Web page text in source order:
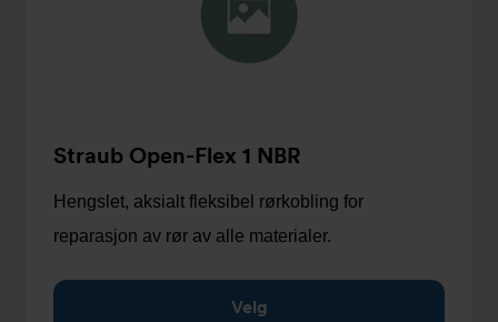
Straub Open-Flex 1 NBR
Hengslet, aksialt fleksibel rørkobling for
reparasjon av rør av alle materialer.
Velg